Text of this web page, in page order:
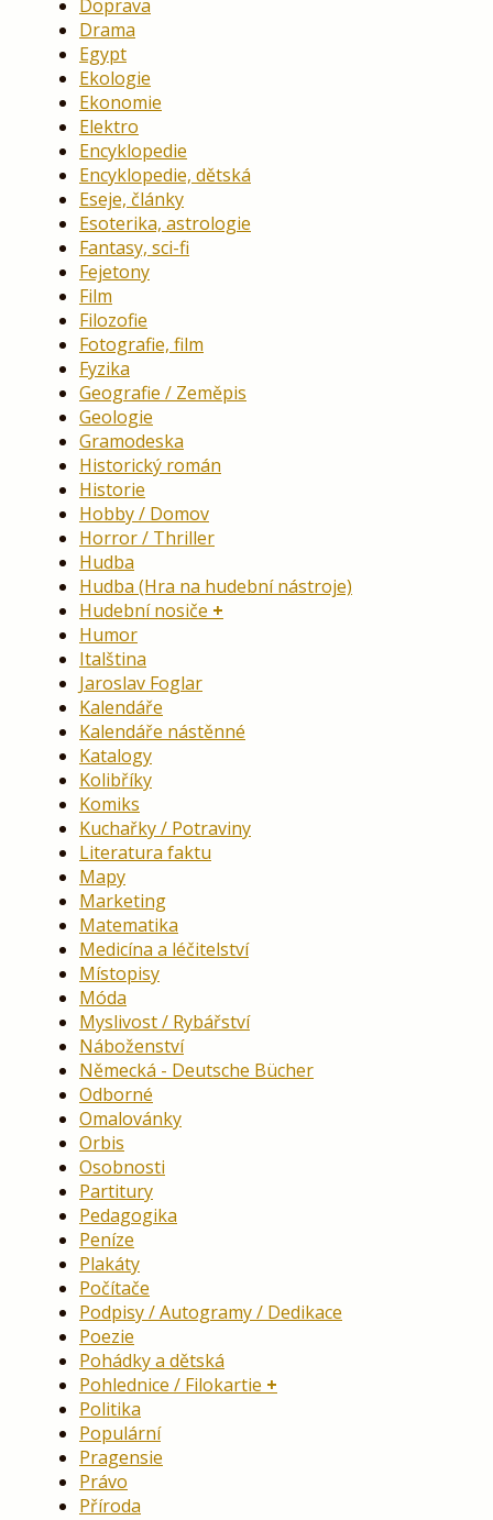
Doprava
Drama
Egypt
Ekologie
Ekonomie
Elektro
Encyklopedie
Encyklopedie, dětská
Eseje, články
Esoterika, astrologie
Fantasy, sci-fi
Fejetony
Film
Filozofie
Fotografie, film
Fyzika
Geografie / Zeměpis
Geologie
Gramodeska
Historický román
Historie
Hobby / Domov
Horror / Thriller
Hudba
Hudba (Hra na hudební nástroje)
Hudební nosiče
Humor
Italština
Jaroslav Foglar
Kalendáře
Kalendáře nástěnné
Katalogy
Kolibříky
Komiks
Kuchařky / Potraviny
Literatura faktu
Mapy
Marketing
Matematika
Medicína a léčitelství
Místopisy
Móda
Myslivost / Rybářství
Náboženství
Německá - Deutsche Bücher
Odborné
Omalovánky
Orbis
Osobnosti
Partitury
Pedagogika
Peníze
Plakáty
Počítače
Podpisy / Autogramy / Dedikace
Poezie
Pohádky a dětská
Pohlednice / Filokartie
Politika
Populární
Pragensie
Právo
Příroda